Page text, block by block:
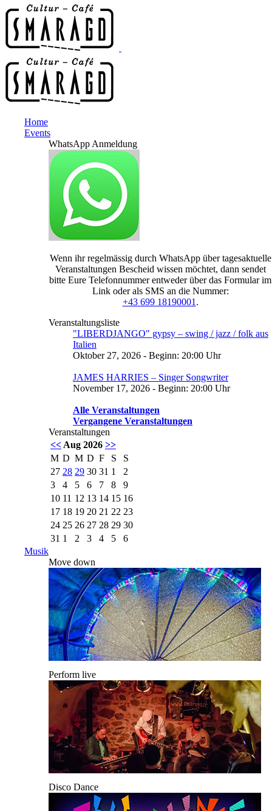
Home
Events
WhatsApp Anmeldung
Wenn ihr regelmässig durch WhatsApp über tagesaktuelle
Veranstaltungen Bescheid wissen möchtet, dann sendet
bitte Eure Telefonnummer entweder über das Formular im
Link oder als SMS an die Nummer:
+43 699 18190001 .
Veranstaltungsliste
"LIBERDJANGO" gypsy – swing / jazz / folk aus
Italien
Oktober 27, 2026 - Beginn: 20:00 Uhr
JAMES HARRIES – Singer Songwriter
November 17, 2026 - Beginn: 20:00 Uhr
Alle Veranstaltungen
Vergangene Veranstaltungen
Veranstaltungen
<< Aug 2026 >>
M D M D F S
S
27 28 29 30 31 1
2
3
4 5 6 7 8
9
10 11 12 13 14 15 16
17 18 19 20 21 22 23
24 25 26 27 28 29 30
31 1 2 3 4 5
6
Musik
Move down
Perform live
Disco Dance